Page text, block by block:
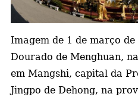
Imagem de 1 de março
Dourado de Menghuan,
em Mangshi, capital da
Jingpo de Dehong, na